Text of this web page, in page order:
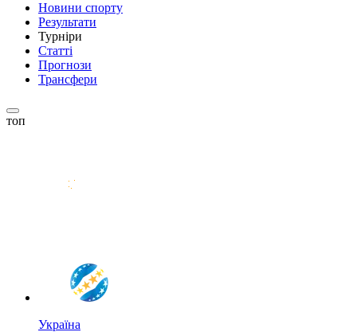
Новини спорту
Результати
Турніри
Статті
Прогнози
Трансфери
топ
Україна